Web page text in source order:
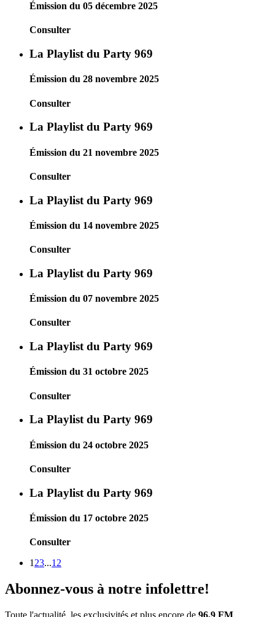
Émission du 05 décembre 2025
Consulter
La Playlist du Party 969
Émission du 28 novembre 2025
Consulter
La Playlist du Party 969
Émission du 21 novembre 2025
Consulter
La Playlist du Party 969
Émission du 14 novembre 2025
Consulter
La Playlist du Party 969
Émission du 07 novembre 2025
Consulter
La Playlist du Party 969
Émission du 31 octobre 2025
Consulter
La Playlist du Party 969
Émission du 24 octobre 2025
Consulter
La Playlist du Party 969
Émission du 17 octobre 2025
Consulter
1 23...12
Abonnez-vous à notre infolettre!
Toute l'actualité, les exclusivités et plus encore de 96.9 FM